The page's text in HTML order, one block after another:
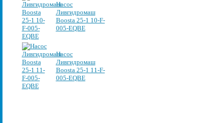
Насос
Ливгидромаш
Boosta 25-1 10-F-
005-EQBE
Насос
Ливгидромаш
Boosta 25-1 11-F-
005-EQBE